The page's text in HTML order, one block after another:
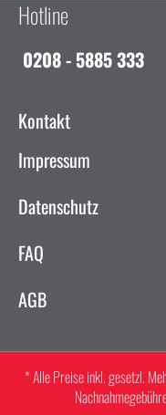
Hotline
0208 - 5885 333
Kontakt
Impressum
Datenschutz
FAQ
AGB
* Alle Preise inkl. gesetzl.